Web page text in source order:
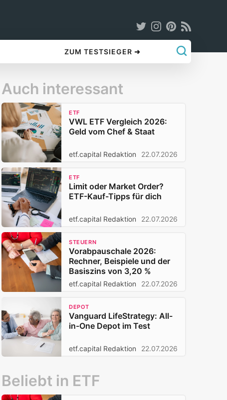
ZUM TESTSIEGER ➜
Auch interessant
ETF
VWL ETF Vergleich 2026:
Geld vom Chef & Staat
etf.capital Redaktion 22.07.2026
ETF
Limit oder Market Order?
ETF-Kauf-Tipps für dich
etf.capital Redaktion 22.07.2026
STEUERN
Vorabpauschale 2026:
Rechner, Beispiele und der
Basiszins von 3,20 %
etf.capital Redaktion 22.07.2026
DEPOT
Vanguard LifeStrategy: All-
in-One Depot im Test
etf.capital Redaktion 22.07.2026
Beliebt in ETF